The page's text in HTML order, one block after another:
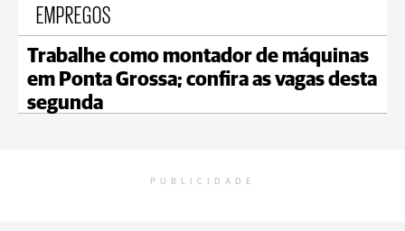
EMPREGOS
Trabalhe como montador de máquinas
em Ponta Grossa; confira as vagas desta
segunda
PUBLICIDADE